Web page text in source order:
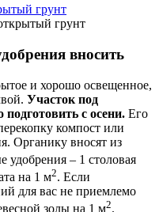
грунт
вносить
и хорошо освещенное,
Участок под
с осени. Его
компост или
Органику вносят из
удобрения – 1 столовая
на 1 м2. Если
для вас не приемлемо
золы на 1 м2.